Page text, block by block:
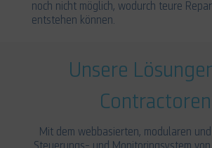
noch nicht möglich, wodurch teure
entstehen können.
Unsere
Mit dem webbasierten, modularen